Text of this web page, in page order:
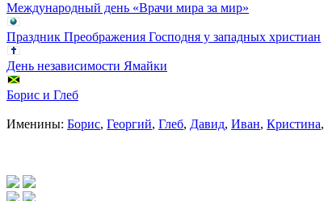
Международный день «Врачи мира за мир»
Праздник Преображения Господня у западных христиан
День независимости Ямайки
Борис и Глеб
Именины: Борис, Георгий, Глеб, Давид, Иван, Кристина,